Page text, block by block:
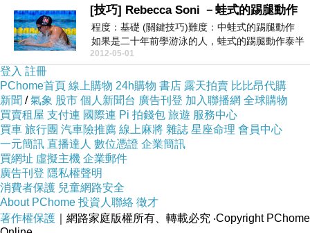
[技巧] Rebecca Soni －蛙式的踢腿動作
程度：基礎 (關鍵技巧)難度：中蛙式的踢腿動作
如果是二十年前學游泳的人，蛙式的踢腿動作泰半
與 Ro...
2012-05-01
登入 註冊
PChome首頁 線上購物 24h購物 書店 露天拍賣 比比昂代購
新聞 /氣象 股市 個人新聞台 廣告刊登 加入聯播網 全球購物
買賣租屋 支付連 國際連 Pi 拍錢包 旅遊 服務中心
買車 旅行團 汽車險推薦 線上麻將 雜誌 星座命理 會員中心
一元簡訊 直播達人 數位憑證 企業簡訊
買網址 虛擬主機 企業郵件
廣告刊登 隱私權聲明
消費者保護 兒童網路安全
About PChome 投資人聯絡 徵才
著作權保護 ｜網路家庭版權所有、轉載必究 ‧Copyright PChome